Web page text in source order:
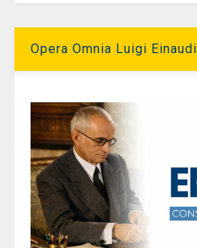
Opera Omnia Luigi Einaudi